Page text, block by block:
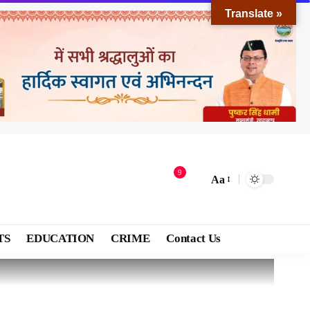
9
Aa
EDUCATION CRIME Contact Us
Translate »